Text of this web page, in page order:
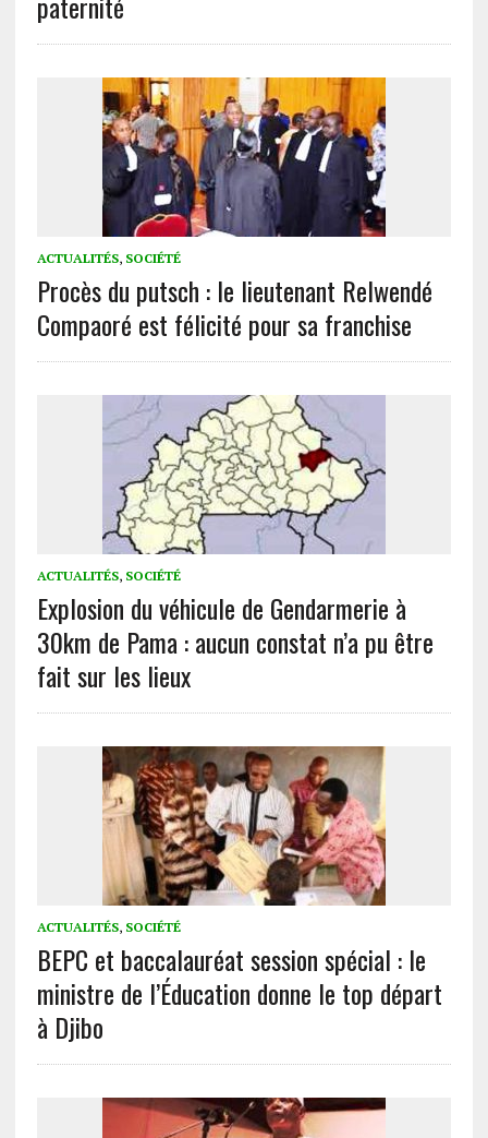
ACTUALITÉS, SOCIÉTÉ
Procès du putsch : le lieutenant Relwendé
Compaoré est félicité pour sa franchise
ACTUALITÉS, SOCIÉTÉ
Explosion du véhicule de Gendarmerie à
30km de Pama : aucun constat n’a pu être
fait sur les lieux
ACTUALITÉS, SOCIÉTÉ
BEPC et baccalauréat session spécial : le
ministre de l’Éducation donne le top départ
à Djibo